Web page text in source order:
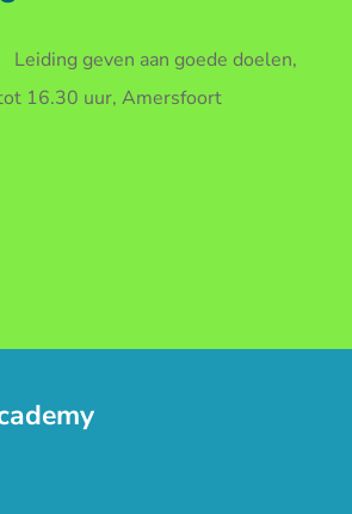
geven aan goede doelen,
16.30 uur, Amersfoort